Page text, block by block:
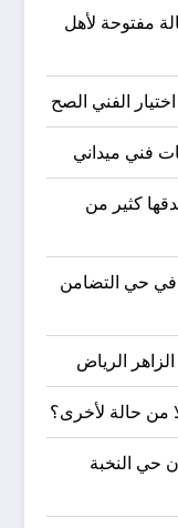
مفتوحة لأهل
الفني الصح
فني ميداني
كثير من
في حي التضامن
الرياض
من حالة لأخرى؟
حي النخبة